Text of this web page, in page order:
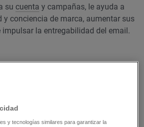
su cuenta y campañas, le ayuda a
conciencia de marca, aumentar sus
impulsar la entregabilidad del email.
y tecnologías similares para garantizar la